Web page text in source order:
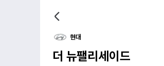
현대
더 뉴팰리세이드